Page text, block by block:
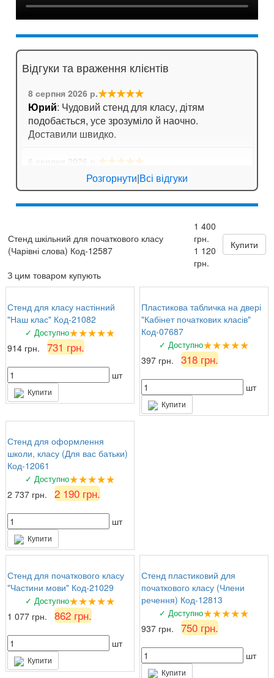
Відгуки та враження клієнтів
8 серпня 2026 р.★★★★★
Юрий: Чудовий стенд для класу, дітям
подобається, усе зрозуміло й наочно.
Доставили швидко.
★★★★★
: Стенд для кабінету хімії дуже яскравий,
вчителі задоволені!
: Замовляли
комплект стендів з техніки безпеки. Все на
найвищому рівні, вчителі та учні задоволені!
Розгорнути|Всі відгуки
Стенд шкільний для початкового класу
(Чарівні слова) Код-12587
1 400
грн.
1 120
грн.
Купити
З цим товаром купують
Стенд для класу настінний
"Наш клас" Код-21082
✓ Доступно★★★★★
914 грн. 731 грн.
шт
Купити
Пластикова табличка на двері
"Кабінет початкових класів"
Код-07687
✓ Доступно★★★★★
397 грн. 318 грн.
шт
Купити
Стенд для оформлення
школи, класу (Для вас батьки)
Код-12061
✓ Доступно★★★★★
2 737 грн. 2 190 грн.
шт
Купити
Стенд для початкового класу
"Частини мови" Код-21029
✓ Доступно★★★★★
1 077 грн. 862 грн.
шт
Купити
Стенд пластиковий для
початкового класу (Члени
речення) Код-12813
✓ Доступно★★★★★
937 грн. 750 грн.
шт
Купити